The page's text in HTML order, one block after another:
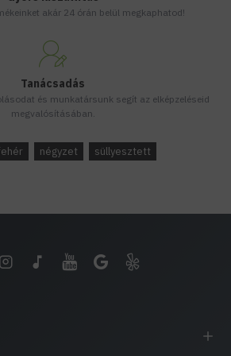
akár 24 órán belül megkaphatod!
Tanácsadás
és munkatársunk segít az elképzeléseid
megvalósításában.
négyzet süllyesztett